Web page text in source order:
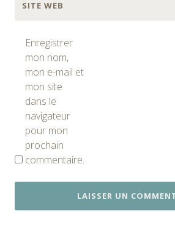
SITE WEB
Enregistrer
mon nom,
mon e-mail et
mon site
dans le
navigateur
pour mon
prochain
commentaire.